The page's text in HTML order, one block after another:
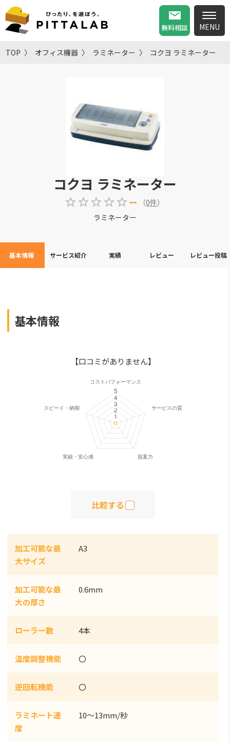
無料相談
TOP オフィス機器 ラミネーター コクヨ ラミネーター
コクヨ ラミネーター
-- （0件）
ラミネーター
基本情報 サービス紹介 実績 レビュー レビュー投稿
基本情報
【口コミがありません】
比較する
加工可能な最
大サイズ
A3
加工可能な最
大の厚さ
0.6mm
ローラー数 4本
温度調整機能 〇
逆回転機能 〇
ラミネート速
度
10〜13mm/秒